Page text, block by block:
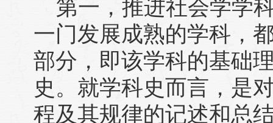
第一，推进社会学学
一门发展成熟的学科，
部分，即该学科的基础
史。就学科史而言，是
程及其规律的记述和总